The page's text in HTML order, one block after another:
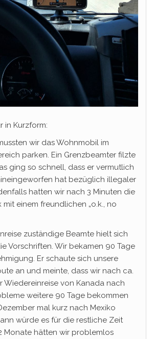
in Kurzform:
wir das Wohnmobil im
parken. Ein Grenzbeamter filzte
ging so schnell, dass er vermutlich
hat bezüglich illegaler
hatten wir nach 3 Minuten die
einem freundlichen „o.k., no
zuständige Beamte hielt sich
Vorschriften. Wir bekamen 90 Tage
Er schaute sich unsere
an und meinte, dass wir nach ca.
Wiedereinreise von Kanada nach
weitere 90 Tage bekommen
mal kurz nach Mexiko
würde es für die restliche Zeit
Monate hätten wir problemlos